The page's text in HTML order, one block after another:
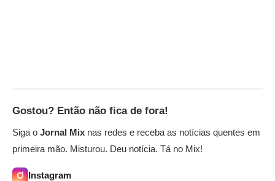
Gostou? Então não fica de fora!
Siga o Jornal Mix nas redes e receba as notícias quentes em
primeira mão. Misturou. Deu notícia. Tá no Mix!
Instagram